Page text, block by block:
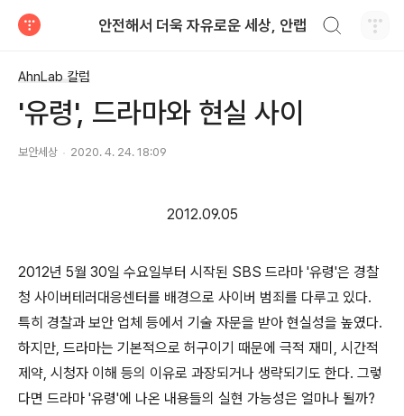
안전해서 더욱 자유로운 세상, 안랩
AhnLab 칼럼
'유령', 드라마와 현실 사이
보안세상 2020. 4. 24. 18:09
2012.09.05
2012년 5월 30일 수요일부터 시작된 SBS 드라마 '유령'은 경찰
청 사이버테러대응센터를 배경으로 사이버 범죄를 다루고 있다.
특히 경찰과 보안 업체 등에서 기술 자문을 받아 현실성을 높였다.
하지만, 드라마는 기본적으로 허구이기 때문에 극적 재미, 시간적
제약, 시청자 이해 등의 이유로 과장되거나 생략되기도 한다. 그렇
다면 드라마 '유령'에 나온 내용들의 실현 가능성은 얼마나 될까?